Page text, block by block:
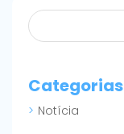
Categorias
Notícia